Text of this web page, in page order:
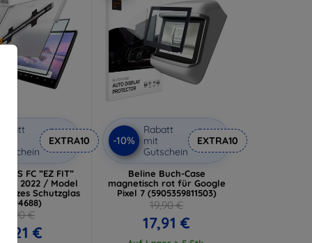
Rabatt
Gutschein
EXTRA10
FC ”EZ FIT”
X 2022 / Model
Schutzglas
36,90 €
33,21 €
-10%
Rabatt
mit
Gutschein
EXTRA10
Beline Buch-Case
magnetisch rot für Google
Pixel 7 (5905359811503)
19,90 €
17,91 €